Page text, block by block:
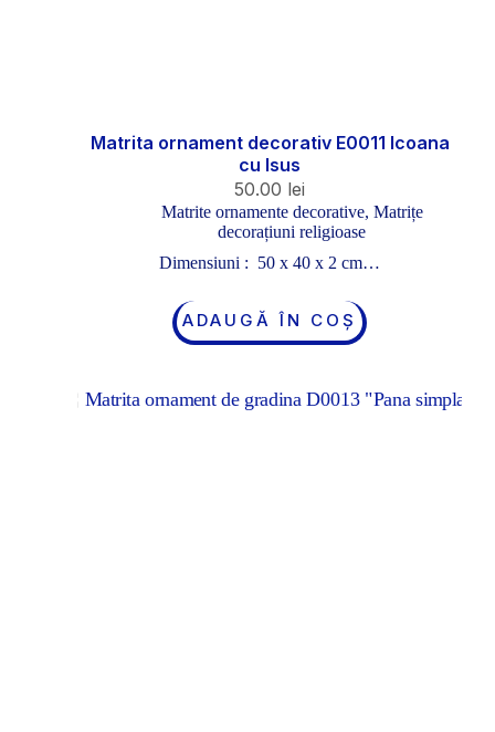
Matrita ornament decorativ E0011 Icoana
cu Isus
50.00 lei
Matrite ornamente decorative, Matrițe
decorațiuni religioase
Dimensiuni : 50 x 40 x 2 cm…
ADAUGĂ ÎN COȘ